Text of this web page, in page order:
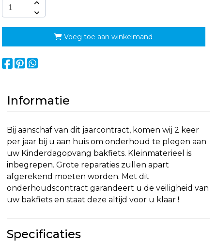
Voeg toe aan winkelmand
Informatie
Bij aanschaf van dit jaarcontract, komen wij 2 keer
per jaar bij u aan huis om onderhoud te plegen aan
uw Kinderdagopvang bakfiets. Kleinmaterieel is
inbegrepen. Grote reparaties zullen apart
afgerekend moeten worden. Met dit
onderhoudscontract garandeert u de veiligheid van
uw bakfiets en staat deze altijd voor u klaar !
Specificaties